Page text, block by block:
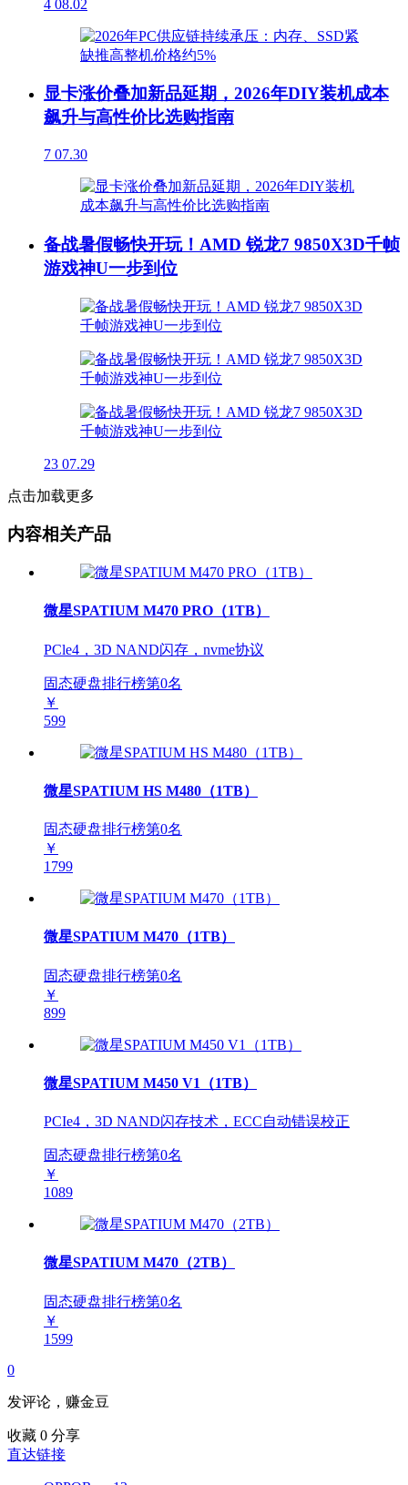
4 08.02
显卡涨价叠加新品延期，2026年DIY装机成本
飙升与高性价比选购指南
7 07.30
备战暑假畅快开玩！AMD 锐龙7 9850X3D千帧
游戏神U一步到位
23 07.29
点击加载更多
内容相关产品
微星SPATIUM M470 PRO（1TB）
PCle4，3D NAND闪存，nvme协议
固态硬盘排行榜第0名
￥
599
微星SPATIUM HS M480（1TB）
固态硬盘排行榜第0名
￥
1799
微星SPATIUM M470（1TB）
固态硬盘排行榜第0名
￥
899
微星SPATIUM M450 V1（1TB）
PCIe4，3D NAND闪存技术，ECC自动错误校正
固态硬盘排行榜第0名
￥
1089
微星SPATIUM M470（2TB）
固态硬盘排行榜第0名
￥
1599
0
发评论，赚金豆
收藏 0 分享
直达链接